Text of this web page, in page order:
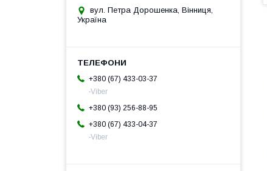
вул. Петра Дорошенка, Вінниця,
Україна
+380 (67) 433-03-37
-Viber
+380 (93) 256-88-95
+380 (67) 433-04-37
-Viber